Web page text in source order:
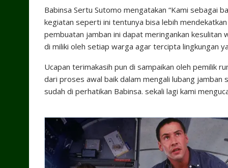
Babinsa Sertu Sutomo mengatakan “Kami sebagai
kegiatan seperti ini tentunya bisa lebih
pembuatan jamban ini dapat meringankan kesulitan
di miliki oleh setiap warga agar tercipta lingkungan
Ucapan terimakasih pun di sampaikan oleh pemilik
dari proses awal baik dalam mengali lubang jamban
sudah di perhatikan Babinsa. sekali lagi kami